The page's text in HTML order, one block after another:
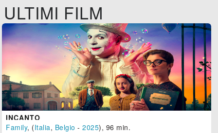
ULTIMI FILM
INCANTO
Family, (Italia, Belgio -2025), 96 min.